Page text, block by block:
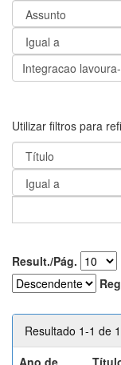
Utilizar filtros para
Result./Pág.
Resultado 1-1 de
Ano de